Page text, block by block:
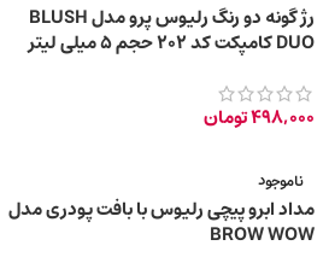
رژ گونه دو رنگ رلیوس پرو مدل BLUSH
DUO کامپکت کد 202 حجم 5 میلی لیتر
498,000تومان
ناموجود
مداد ابرو پیچی رلیوس با بافت پودری مدل
BROW WOW